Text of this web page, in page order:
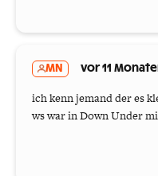
MN vor 11
ich kenn jemand der es
ws war in Down Under